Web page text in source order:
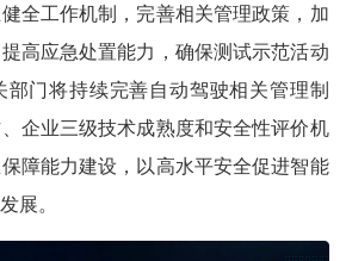
全工作机制，完善相关管理政策，加
高应急处置能力，确保测试示范活动
部门将持续完善自动驾驶相关管理制
企业三级技术成熟度和安全性评价机
障能力建设，以高水平安全促进智能
展。